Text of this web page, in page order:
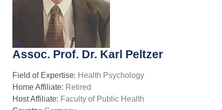
Assoc. Prof. Dr. Karl Peltzer
Field of Expertise: Health Psychology
Home Affiliate: Retired
Host Affiliate: Faculty of Public Health